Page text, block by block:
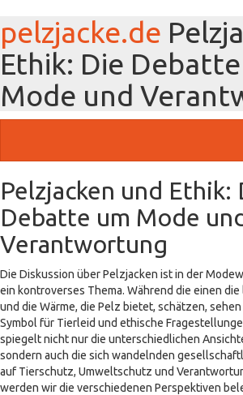
pelzjacke.de
Ethik: Die
Mode und
Pelzjacken und Ethik:
Debatte um Mode und
Verantwortung
Die Diskussion über Pelzjacken ist in der
ein kontroverses Thema. Während die einen
und die Wärme, die Pelz bietet, schätzen,
Symbol für Tierleid und ethische
spiegelt nicht nur die unterschiedlichen
sondern auch die sich wandelnden
auf Tierschutz, Umweltschutz und
werden wir die verschiedenen Perspektiven